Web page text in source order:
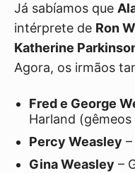
Já sabíamos que
intérprete de Ron
Katherine
Agora, os irmãos
Fred e George
Harland
Percy Weasley
Gina Weasley –